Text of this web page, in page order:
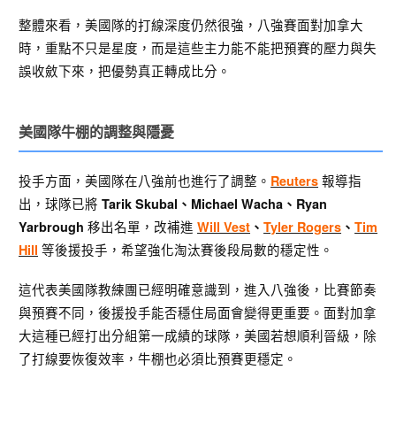
整體來看，美國隊的打線深度仍然很強，八強賽面對加拿大
時，重點不只是星度，而是這些主力能不能把預賽的壓力與失
誤收斂下來，把優勢真正轉成比分。
美國隊牛棚的調整與隱憂
投手方面，美國隊在八強前也進行了調整。 Reuters 報導指
出，球隊已將Tarik Skubal、Michael Wacha、Ryan
Yarbrough 移出名單，改補進Will Vest 、Tyler Rogers 、Tim
Hill 等後援投手，希望強化淘汰賽後段局數的穩定性。
這代表美國隊教練團已經明確意識到，進入八強後，比賽節奏
與預賽不同，後援投手能否穩住局面會變得更重要。面對加拿
大這種已經打出分組第一成績的球隊，美國若想順利晉級，除
了打線要恢復效率，牛棚也必須比預賽更穩定。